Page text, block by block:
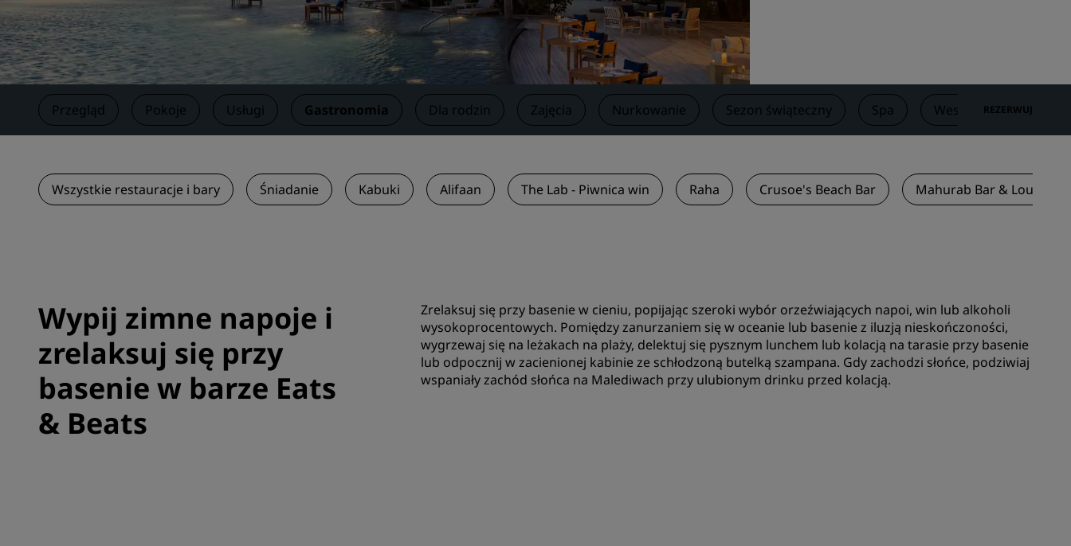
Marki stowarzyszone w Chinach
Zarezerwuj miejsce
Poprosić o wycenę
Miejsca na organizację wydarzeń
Rozwiązania branżowe
Szukaj lotów
Gastronomia
Aplikacja Radisson Hotels
Podróżnik biznesowy
Hotele w centrum miasta
Radisson Rewards
Jak zdobywać punkty
Bookers and Planners
DOŁĄCZ
Przegląd Pokoje Usługi Gastronomia Dla rodzin Zajęcia Nurkowanie Sezon świąteczny Spa Wesela Oferty
REZERWUJ
Wszystkie restauracje i bary Śniadanie Kabuki Alifaan The Lab - Piwnica win Raha Crusoe's Beach Bar Mahurab Bar & Lounge
Wypij zimne napoje i
zrelaksuj się przy
basenie w barze Eats
& Beats
Zrelaksuj się przy basenie w cieniu, popijając szeroki wybór orzeźwiających napoi, win lub alkoholi
wysokoprocentowych. Pomiędzy zanurzaniem się w oceanie lub basenie z iluzją nieskończoności,
wygrzewaj się na leżakach na plaży, delektuj się pysznym lunchem lub kolacją na tarasie przy basenie
lub odpocznij w zacienionej kabinie ze schłodzoną butelką szampana. Gdy zachodzi słońce, podziwiaj
wspaniały zachód słońca na Malediwach przy ulubionym drinku przed kolacją.